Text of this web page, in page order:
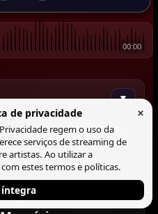
00:00
▼
Comentar
agora
de privacidade ×
regem o uso da
serviços de streaming de
artistas. Ao utilizar a
estes termos e políticas.
íntegra